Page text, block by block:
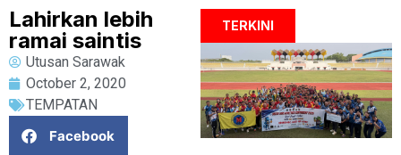
Lahirkan lebih
ramai saintis
Utusan Sarawak
October 2, 2020
TEMPATAN
Facebook
TERKINI